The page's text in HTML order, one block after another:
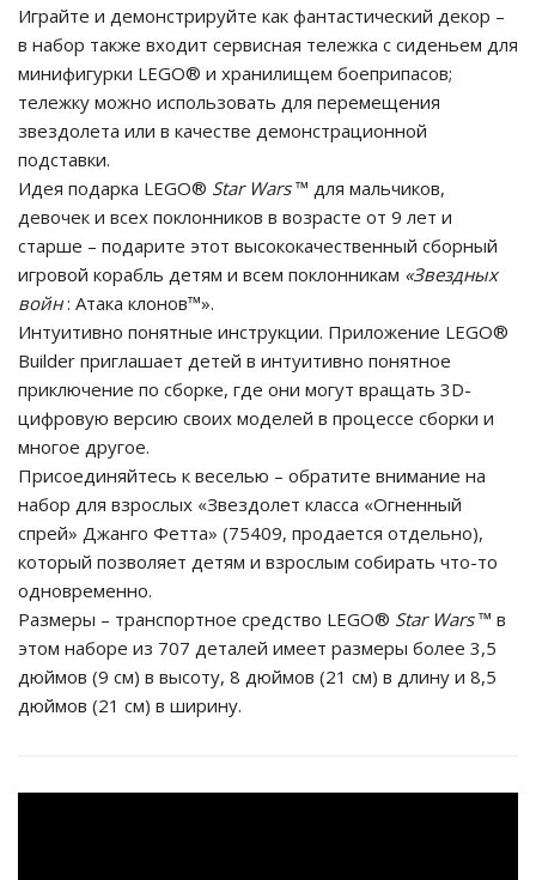
Играйте и демонстрируйте как фантастический декор –
в набор также входит сервисная тележка с сиденьем для
минифигурки LEGO® и хранилищем боеприпасов;
тележку можно использовать для перемещения
звездолета или в качестве демонстрационной
подставки.
Идея подарка LEGO® Star Wars™ для мальчиков,
девочек и всех поклонников в возрасте от 9 лет и
старше – подарите этот высококачественный сборный
игровой корабль детям и всем поклонникам «Звездных
войн: Атака клонов™».
Интуитивно понятные инструкции. Приложение LEGO®
Builder приглашает детей в интуитивно понятное
приключение по сборке, где они могут вращать 3D-
цифровую версию своих моделей в процессе сборки и
многое другое.
Присоединяйтесь к веселью – обратите внимание на
набор для взрослых «Звездолет класса «Огненный
спрей» Джанго Фетта» (75409, продается отдельно),
который позволяет детям и взрослым собирать что-то
одновременно.
Размеры – транспортное средство LEGO® Star Wars™ в
этом наборе из 707 деталей имеет размеры более 3,5
дюймов (9 см) в высоту, 8 дюймов (21 см) в длину и 8,5
дюймов (21 см) в ширину.